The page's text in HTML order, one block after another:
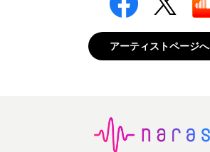
アーティストページへ